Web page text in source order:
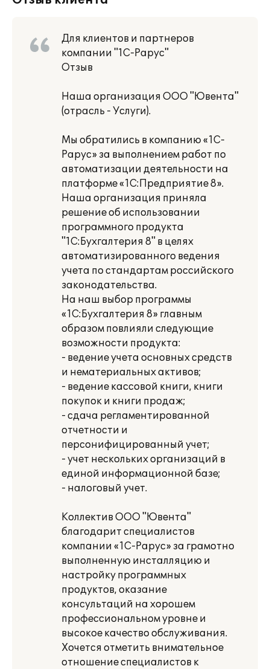
Для клиентов и партнеров
компании "1С-Рарус"
Отзыв
Наша организация ООО "Ювента"
(отрасль - Услуги).
Мы обратились в компанию «1С-
Рарус» за выполнением работ по
автоматизации деятельности на
платформе «1С:Предприятие 8».
Наша организация приняла
решение об использовании
программного продукта
"1C:Бухгалтерия 8" в целях
автоматизированного ведения
учета по стандартам российского
законодательства.
На наш выбор программы
«1С:Бухгалтерия 8» главным
образом повлияли следующие
возможности продукта:
- ведение учета основных средств
и нематериальных активов;
- ведение кассовой книги, книги
покупок и книги продаж;
- сдача регламентированной
отчетности и
персонифицированный учет;
- учет нескольких организаций в
единой информационной базе;
- налоговый учет.
Коллектив ООО "Ювента"
благодарит специалистов
компании «1С-Рарус» за грамотно
выполненную инсталляцию и
настройку программных
продуктов, оказание
консультаций на хорошем
профессиональном уровне и
высокое качество обслуживания.
Хочется отметить внимательное
отношение специалистов к